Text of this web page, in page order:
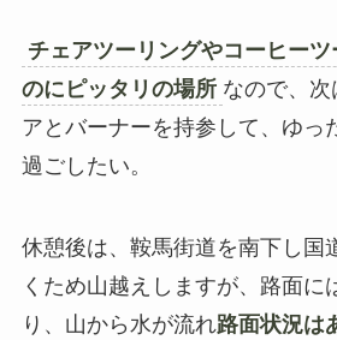
チェアツーリングやコーヒー
のにピッタリの場所 なので、
アとバーナーを持参して、ゆっ
過ごしたい。
休憩後は、鞍馬街道を南下し国
くため山越えしますが、路面に
り、山から水が流れ路面状況は